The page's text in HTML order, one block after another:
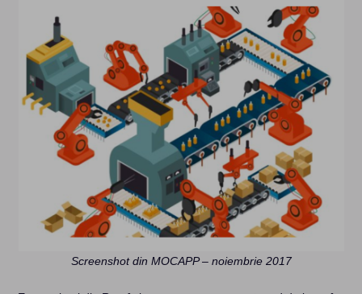
Screenshot din MOCAPP – noiembrie 2017